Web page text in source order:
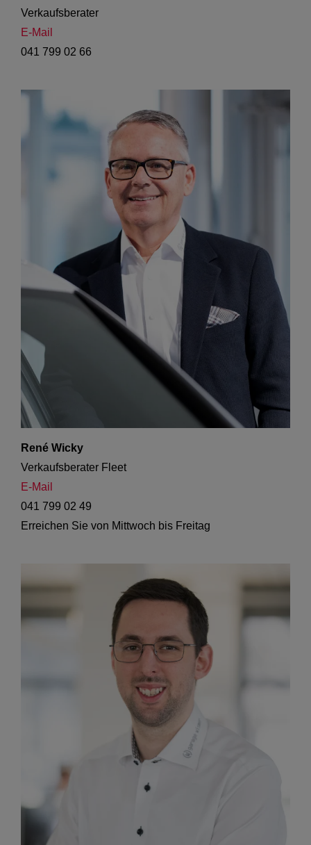
Verkaufsberater
E-Mail
041 799 02 66
René Wicky
Verkaufsberater Fleet
E-Mail
041 799 02 49
Erreichen Sie von Mittwoch bis Freitag